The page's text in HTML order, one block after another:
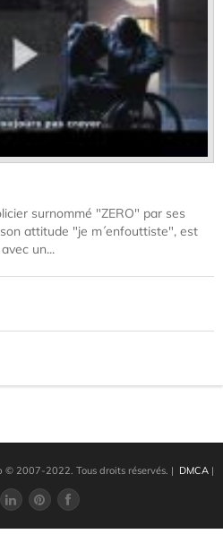
surnommé "ZERO" par ses
attitude "je m´enfouttiste", est
un...
© 2007-2022. Tous droits réservés. | DMCA|